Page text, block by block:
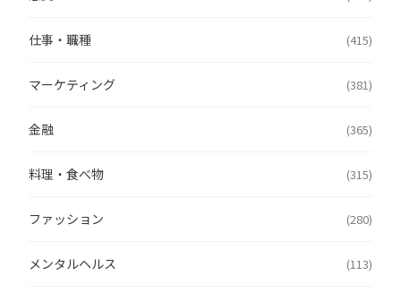
仕事・職種 (415)
マーケティング (381)
金融 (365)
料理・食べ物 (315)
ファッション (280)
メンタルヘルス (113)